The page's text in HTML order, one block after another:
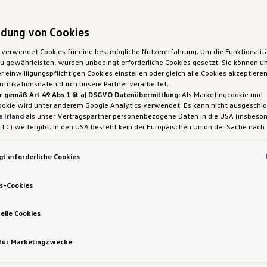
Angebote je
(6) Cabrio (1) SUV (6) Kombi (3)
Angebote für den ID. Cross
von Cookies
verwendet Cookies für eine bestmögliche Nutzererfahrung. Um die
gewährleisten, wurden unbedingt erforderliche Cookies gesetzt. Sie können
einwilligungspflichtigen Cookies einstellen oder gleich alle Cookies
durch unsere Partner verarbeitet.
gemäß Art 49 Abs 1 lit a) DSGVO Datenübermittlung:Als Marketingcookie und
wird unter anderem Google Analytics verwendet. Es kann nicht
Irland als unser Vertragspartner personenbezogene Daten in die USA
weitergibt. In den USA besteht kein der Europäischen Union der Sache nach
durchsetzen können, in den USA keine Datenschutzgrundsätze bestehen,
können, wobei Eingriffe in Ihre persönlichen Rechte und Freiheiten nicht
beschränkt sind.
der Übermittlung der in den entsprechenden Cookies enthaltenen
zu den Cookies, die für Zwecke von Google Analytics gesetzt werden,
frei, Ihre Einwilligung jederzeit zu geben, zu verweigern oder zurückzuziehen.
erforderliche Cookies
Cookies
Cookies
Marketingzwecke